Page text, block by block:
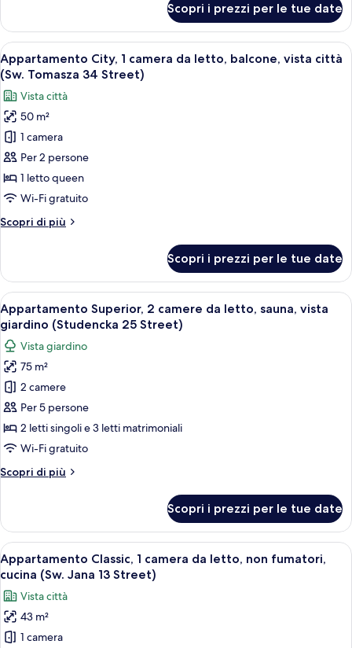
2
bagni,
vista
parco
(Sw.
Tomasza
34
Street)
Premium,
camere
da
letto,
2
bagni,
vista
parco
(Sw.
34
Street)
Scopri i prezzi per le tue date
Apri
tutte
le
foto
per
Appartamento
City,
1
camera
letto,
città
(Sw.
Tomasza
34
Street)
Un letto ben rifatto con testiera
22
Appartamento City, 1 camera da letto, balcone, vista città
(Sw. Tomasza 34 Street)
Vista città
50 m²
1 camera
Per 2 persone
1 letto queen
Wi-Fi gratuito
Scopri di più
Altri
City,
camera
da
letto,
balcone,
vista
città
(Sw.
Tomasza
Street)
Scopri i prezzi per le tue date
Apri
tutte
le
foto
per
Appartamento
Superior,
2
camere
letto,
giardino
(Studencka
25
Street)
Un soggiorno moderno con un
27
Appartamento Superior, 2 camere da letto, sauna, vista
giardino (Studencka 25 Street)
Vista giardino
75 m²
2 camere
Per 5 persone
2 letti singoli e 3 letti matrimoniali
Wi-Fi gratuito
Scopri di più
Altri
Superior,
camere
da
sauna,
vista
giardino
(Studencka
Scopri i prezzi per le tue date
Apri
tutte
le
foto
per
Appartamento
Un soggiorno moderno con un
22
Appartamento Classic, 1 camera da letto, non fumatori,
cucina (Sw. Jana 13 Street)
Vista città
43 m²
1 camera